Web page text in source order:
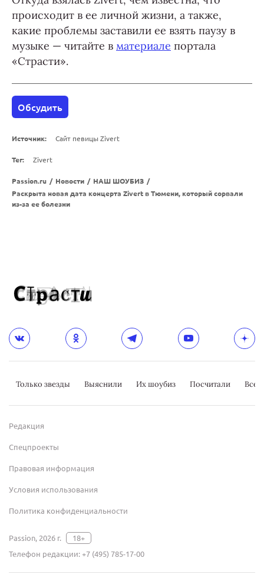
происходит в ее личной жизни, а также,
какие проблемы заставили ее взять паузу в
музыке — читайте в материале портала
«Страсти».
Обсудить
Источник: Сайт певицы Zivert
Тег: Zivert
Passion.ru / Новости / НАШ ШОУБИЗ /
Раскрыта новая дата концерта Zivert в Тюмени, который сорвали
из-за ее болезни
Только звезды Выяснили Их шоубиз Посчитали
Редакция
Спецпроекты
Правовая информация
Условия использования
Политика конфиденциальности
Passion, 2026 г.
18+
Телефон редакции:+7 (495) 785-17-00